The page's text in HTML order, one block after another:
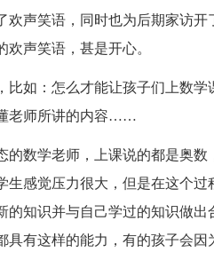
声笑语，同时也为后期家访开
声笑语，甚是开心。
如：怎么才能让孩子们上数学
老师所讲的内容……
数学老师，上课说的都是奥数
感觉压力很大，但是在这个过
知识并与自己学过的知识做出
有这样的能力，有的孩子会因